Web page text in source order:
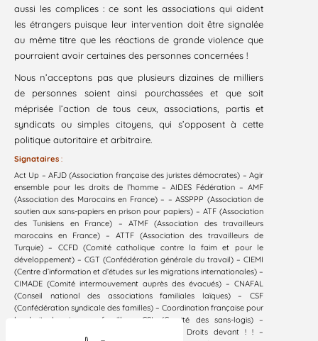
aussi les complices : ce sont les associations qui aident
les étrangers puisque leur intervention doit être signalée
au même titre que les réactions de grande violence que
pourraient avoir certaines des personnes concernées !
Nous n’acceptons pas que plusieurs dizaines de milliers
de personnes soient ainsi pourchassées et que soit
méprisée l’action de tous ceux, associations, partis et
syndicats ou simples citoyens, qui s’opposent à cette
politique autoritaire et arbitraire.
Signataires :
Act Up – AFJD (Association française des juristes démocrates) – Agir
ensemble pour les droits de l’homme – AIDES Fédération – AMF
(Association des Marocains en France) – – ASSPPP (Association de
soutien aux sans-papiers en prison pour papiers) – ATF (Association
des Tunisiens en France) – ATMF (Association des travailleurs
marocains en France) – ATTF (Association des travailleurs de
Turquie) – CCFD (Comité catholique contre la faim et pour le
développement) – CGT (Confédération générale du travail) – CIEMI
(Centre d’information et d’études sur les migrations internationales) –
CIMADE (Comité intermouvement auprès des évacués) – CNAFAL
(Conseil national des associations familiales laïques) – CSF
(Confédération syndicale des familles) – Coordination française pour
le droit de vivre en famille – CSL (Comité des sans-logis) –
Coordination nationale des sans-papiers – Droits devant ! ! –